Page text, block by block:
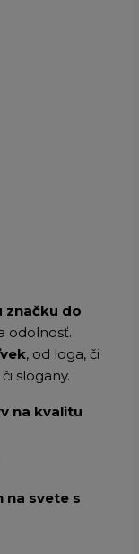
značku do
odolnosť.
, od loga, či
slogany.
na kvalitu
na svete s